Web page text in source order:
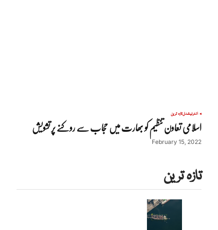
انٹرنیشنلتازہ ترین
اسلامی تعاون تنظیم کو بھارت میں حجاب سے روکنے پر تشویش
February 15, 2022
تازہ ترین